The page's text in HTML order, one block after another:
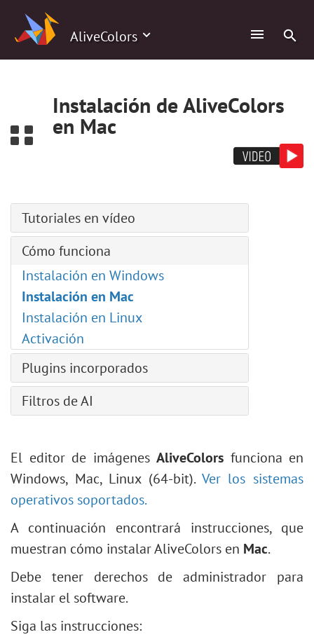
AliveColors
Instalación de AliveColors
en Mac
Tutoriales en vídeo
Retrato en estilo cómico
Cargando pinceles ABR
Editor de LUT
Recortar imágenes
Procesamiento por lotes
Combinar colores y Ecualización
Combinar imágenes: Efecto Emersión
Retrato de acuarela digital
Dibujo de estilo cómico
Ilustración brillante
Uso creativo de Tampón de clonar
Uso de Clave de croma
Cambiar un fondo
Partículas y líneas fluidas
Obra de arte en colores pastel
Plugins artísticos
Cómo funciona
Instalación en Windows
Instalación en Mac
Instalación en Linux
Activación
Plugins incorporados
AirBrush
Enhancer
LightShop
MakeUp
NatureArt
Noise Buster
SmartMask
Filtros de AI
Eliminación de artefactos JPEG
Eliminación de desenfoque
Eliminación de ruido
El editor de imágenes AliveColors funciona en
Windows, Mac, Linux (64-bit). Ver los sistemas
operativos soportados.
A continuación encontrará instrucciones, que
muestran cómo instalar AliveColors en Mac.
Debe tener derechos de administrador para
instalar el software.
Siga las instrucciones: